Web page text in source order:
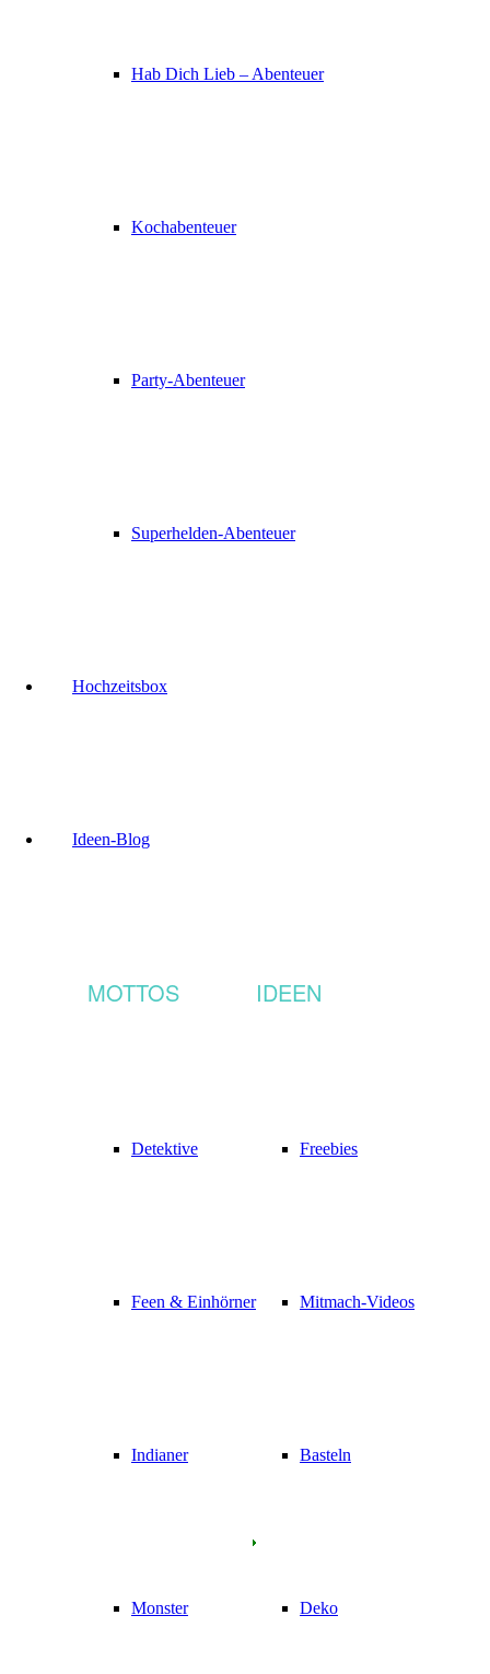
Hab Dich Lieb – Abenteuer
Kochabenteuer
Party-Abenteuer
Superhelden-Abenteuer
Hochzeitsbox
Ideen-Blog
MOTTOS
Detektive
Feen & Einhörner
Indianer
Monster
IDEEN
Freebies
Mitmach-Videos
Basteln
Deko